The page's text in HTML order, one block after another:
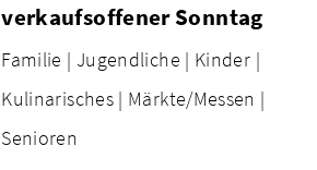
verkaufsoffener Sonntag
Familie | Jugendliche | Kinder |
Kulinarisches | Märkte/Messen |
Senioren